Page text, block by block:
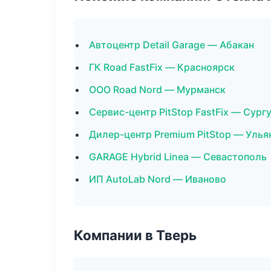
Автоцентр Detail Garage — Абакан
ГК Road FastFix — Красноярск
ООО Road Nord — Мурманск
Сервис-центр PitStop FastFix —
Дилер-центр Premium PitStop —
GARAGE Hybrid Linea — Севастополь
ИП AutoLab Nord — Иваново
Компании в Тверь